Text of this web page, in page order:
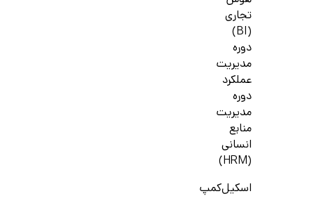
تجاری
(BI)
دوره
مدیریت
عملکرد
دوره
مدیریت
منابع
انسانی
(HRM)
اسکیل‌کمپ